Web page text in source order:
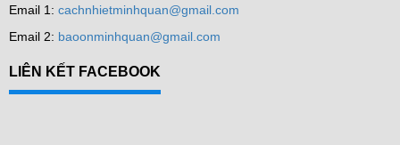
Email 1: cachnhietminhquan@gmail.com
Email 2: baoonminhquan@gmail.com
LIÊN KẾT FACEBOOK